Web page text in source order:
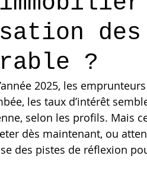
?
2025, les
les taux d’intérêt
selon les profils. Mais
dès maintenant, ou
des pistes de réflexion